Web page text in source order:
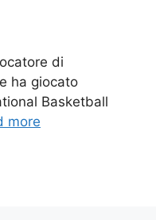
di
ha giocato
Basketball
more